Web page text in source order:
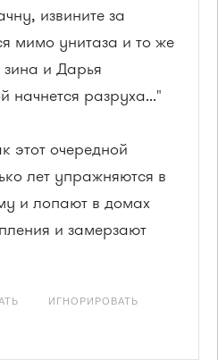
извините за
мимо унитаза и то же
зина и Дарья
начнется разруха..."
этот очередной
лет упражняются в
и лопают в домах
и замерзают
ИГНОРИРОВАТЬ